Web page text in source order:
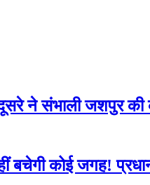
दूसरे ने संभाली जशपुर
बचेगी कोई जगह!